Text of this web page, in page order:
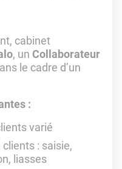
cabinet
, un Collaborateur
le cadre d’un
:
varié
: saisie,
liasses